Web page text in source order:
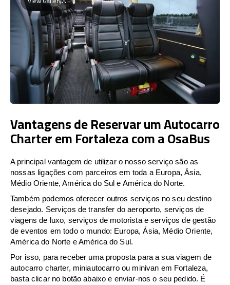
Vantagens de Reservar um Autocarro
Charter em Fortaleza com a OsaBus
A principal vantagem de utilizar o nosso serviço são as
nossas ligações com parceiros em toda a Europa, Ásia,
Médio Oriente, América do Sul e América do Norte.
Também podemos oferecer outros serviços no seu destino
desejado. Serviços de transfer do aeroporto, serviços de
viagens de luxo, serviços de motorista e serviços de gestão
de eventos em todo o mundo: Europa, Ásia, Médio Oriente,
América do Norte e América do Sul.
Por isso, para receber uma proposta para a sua viagem de
autocarro charter, miniautocarro ou minivan em Fortaleza,
basta clicar no botão abaixo e enviar-nos o seu pedido. É